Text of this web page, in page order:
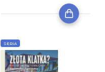
SERIA